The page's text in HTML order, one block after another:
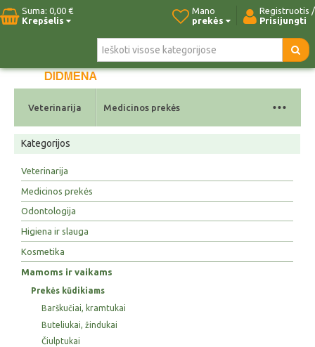
Suma: 0,00 €
Krepšelis
Registruotis /
Prisijungti
Mano
prekės
Pradžia Naujos prekės Kontaktai
Veterinarija Medicinos prekės ...
Kategorijos
Veterinarija
Medicinos prekės
Odontologija
Higiena ir slauga
Kosmetika
Mamoms ir vaikams
Prekės kūdikiams
Barškučiai, kramtukai
Buteliukai, žindukai
Čiulptukai